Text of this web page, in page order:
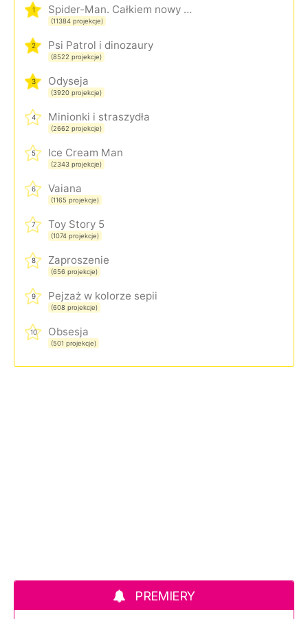
1 Spider-Man. Całkiem nowy dzień
(11384 projekcje)
2 Psi Patrol i dinozaury
(8522 projekcje)
3 Odyseja
(3920 projekcje)
4 Minionki i straszydła
(2662 projekcje)
5 Ice Cream Man
(2343 projekcje)
6 Vaiana
(1165 projekcje)
7 Toy Story 5
(1074 projekcje)
8 Zaproszenie
(656 projekcje)
9 Pejzaż w kolorze sepii
(608 projekcje)
10 Obsesja
(501 projekcje)
PREMIERY